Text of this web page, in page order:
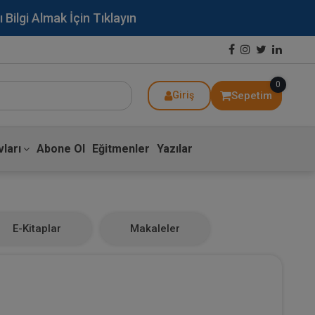
Almak İçin Tıklayın
Giriş Sepetim
0
Abone Ol Eğitmenler Yazılar
E-Kitaplar Makaleler